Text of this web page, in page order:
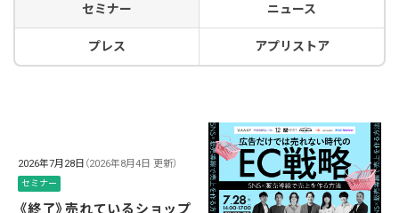
セミナー ニュース
プレス アプリストア
2026年7月28日 （2026年8月4日 更新）
セミナー
《終了》売れているショップ